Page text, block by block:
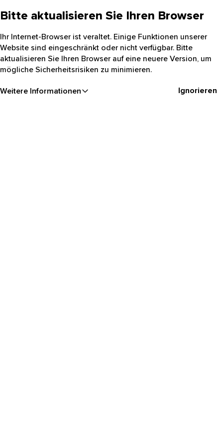
Bitte aktualisieren Sie Ihren Browser
Ihr Internet-Browser ist veraltet. Einige Funktionen unserer
Website sind eingeschränkt oder nicht verfügbar. Bitte
aktualisieren Sie Ihren Browser auf eine neuere Version, um
mögliche Sicherheitsrisiken zu minimieren.
Weitere Informationen Ignorieren